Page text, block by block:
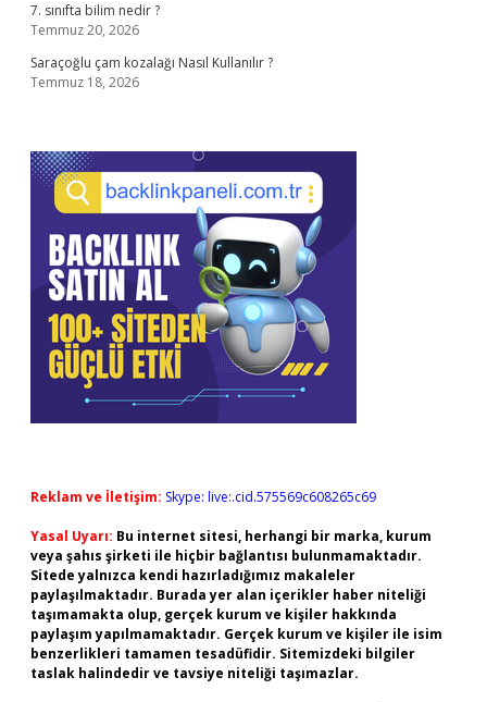
7. sınıfta bilim nedir ?
Temmuz 20, 2026
Saraçoğlu çam kozalağı Nasıl Kullanılır ?
Temmuz 18, 2026
Reklam ve İletişim: Skype: live:.cid.575569c608265c69
Yasal Uyarı: Bu internet sitesi, herhangi bir marka, kurum
veya şahıs şirketi ile hiçbir bağlantısı bulunmamaktadır.
Sitede yalnızca kendi hazırladığımız makaleler
paylaşılmaktadır. Burada yer alan içerikler haber niteliği
taşımamakta olup, gerçek kurum ve kişiler hakkında
paylaşım yapılmamaktadır. Gerçek kurum ve kişiler ile isim
benzerlikleri tamamen tesadüfidir. Sitemizdeki bilgiler
taslak halindedir ve tavsiye niteliği taşımazlar.